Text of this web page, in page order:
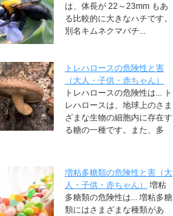
は、体長が 22～23mm もあ
る比較的に大きなハチです。
別名キムネクマバチ...
トレハロースの危険性と害
（大人・子供・赤ちゃん）
トレハロースの危険性は... ト
レハロースは、地球上のさま
ざまな生物の細胞内に存在す
る糖の一種です。また、多
増粘多糖類の危険性と害（大
人・子供・赤ちゃん）
増粘
多糖類の危険性は... 増粘多糖
類にはさまざまな種類があ